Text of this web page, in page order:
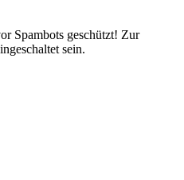
Spambots geschützt! Zur
sein.